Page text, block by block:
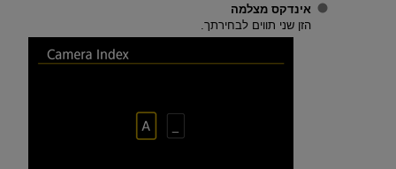
אינדקס מצלמה
הזן שני תווים לבחירתך.